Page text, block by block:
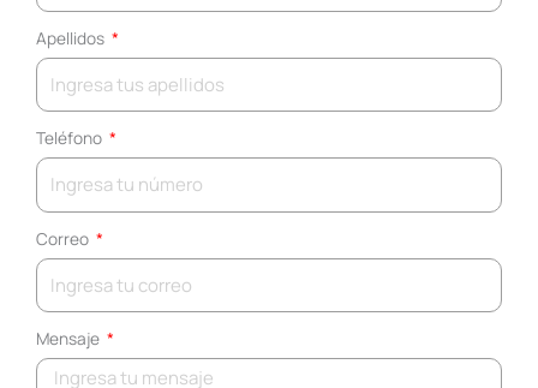
Apellidos
Teléfono
Correo
Mensaje